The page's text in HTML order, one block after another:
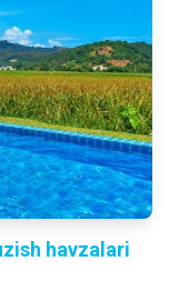
havzalari